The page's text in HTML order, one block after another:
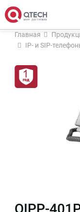
Главная
IP- и SIP-